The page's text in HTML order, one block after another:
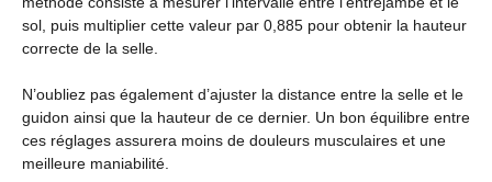
sol, puis multiplier cette valeur par 0,885 pour obtenir la hauteur
correcte de la selle.
N’oubliez pas également d’ajuster la distance entre la selle et le
guidon ainsi que la hauteur de ce dernier. Un bon équilibre entre
ces réglages assurera moins de douleurs musculaires et une
meilleure maniabilité.